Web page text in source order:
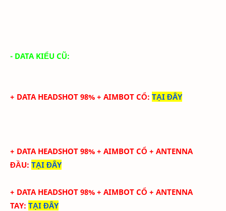
- DATA KIỂU CŨ:
+ DATA HEADSHOT 98% + AIMBOT CỔ: TẠI ĐÂY
+ DATA HEADSHOT 98% + AIMBOT CỔ + ANTENNA
ĐẦU: TẠI ĐÂY
+ DATA HEADSHOT 98% + AIMBOT CỔ + ANTENNA
TAY: TẠI ĐÂY